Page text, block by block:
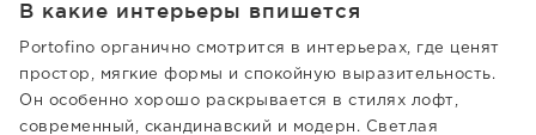
В какие интерьеры впишется
Portofino органично смотрится в интерьерах, где ценят
простор, мягкие формы и спокойную выразительность.
Он особенно хорошо раскрывается в стилях лофт,
современный, скандинавский и модерн. Светлая